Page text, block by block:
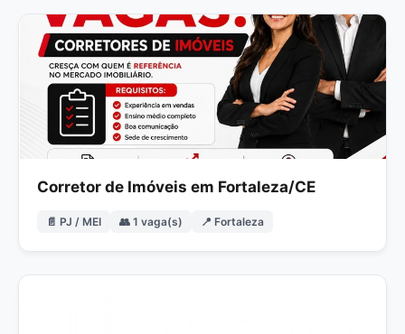
Corretor de Imóveis em Fortaleza/CE
📄 PJ / MEI 👥 1 vaga(s) 📍 Fortaleza